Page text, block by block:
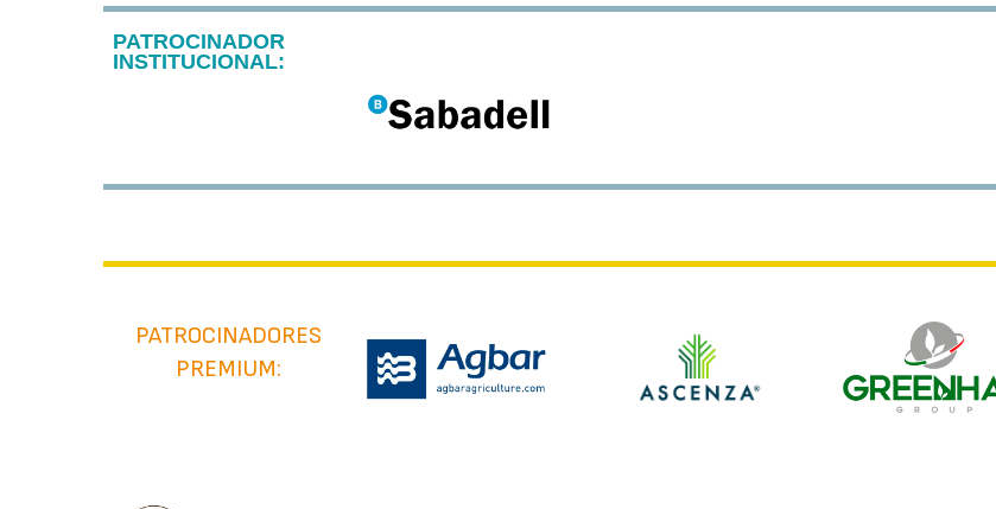
PATROCINADOR
INSTITUCIONAL:
PATROCINADORES
PREMIUM: